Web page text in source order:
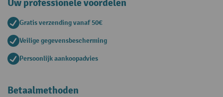
Uw professionele voordelen
Gratis verzending vanaf 50€
Veilige gegevensbescherming
Persoonlijk aankoopadvies
Betaalmethoden